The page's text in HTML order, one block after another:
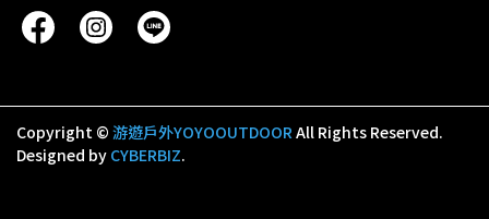
Copyright © 游遊戶外YOYOOUTDOORAll Rights Reserved.
Designed by CYBERBIZ.